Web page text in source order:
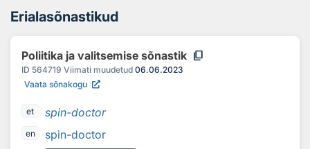
Erialasõnastikud
Poliitika ja valitsemise sõnastik content_copy
ID 564719 Viimati muudetud 06.06.2023
Vaata sõnakogu
et spin-doctor
en
spin-doctor